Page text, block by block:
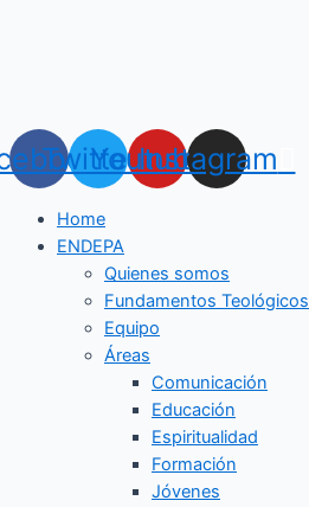
TwitterYoutube
Instagram
Home
ENDEPA
Quienes somos
Fundamentos Teológicos
Equipo
Áreas
Comunicación
Educación
Espiritualidad
Formación
Jóvenes